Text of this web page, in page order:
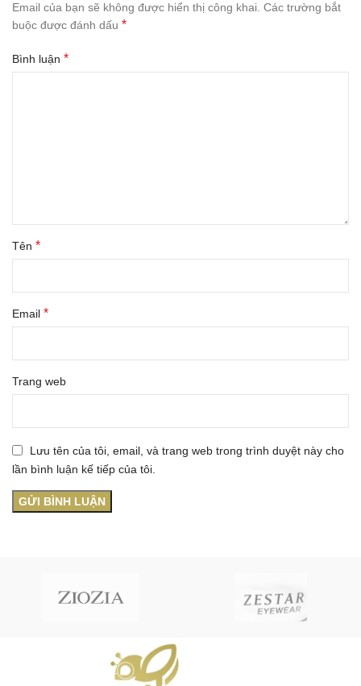
Email của bạn sẽ không được hiển thị công khai. Các trường bắt
buộc được đánh dấu *
Bình luận *
Tên *
Email *
Trang web
Lưu tên của tôi, email, và trang web trong trình duyệt này cho
lần bình luận kế tiếp của tôi.